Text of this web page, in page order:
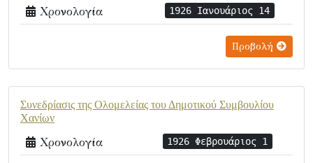
Χρονολογία 1926 Ιανουάριος 14
Προβολή
Συνεδρίασις της Ολομελείας του Δημοτικού Συμβουλίου
Χανίων
Χρονολογία 1926 Φεβρουάριος 1